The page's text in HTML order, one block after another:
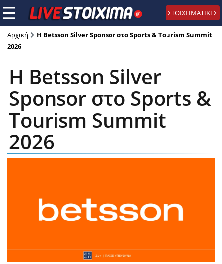
ΣΤΟΙΧΗΜΑΤΙΚΕΣ
Αρχική
Η Betsson Silver Sponsor στο Sports & Tourism Summit
2026
Η Betsson Silver
Sponsor στο Sports &
Tourism Summit
2026